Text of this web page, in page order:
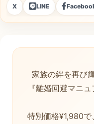
X LINE
家族の絆を再び
『離婚回避マニ
特別価格¥1,980